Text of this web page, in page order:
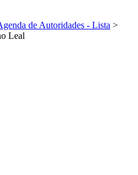
de Autoridades - Lista >
Leal